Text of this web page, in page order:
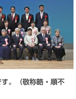
。（敬称略・順不